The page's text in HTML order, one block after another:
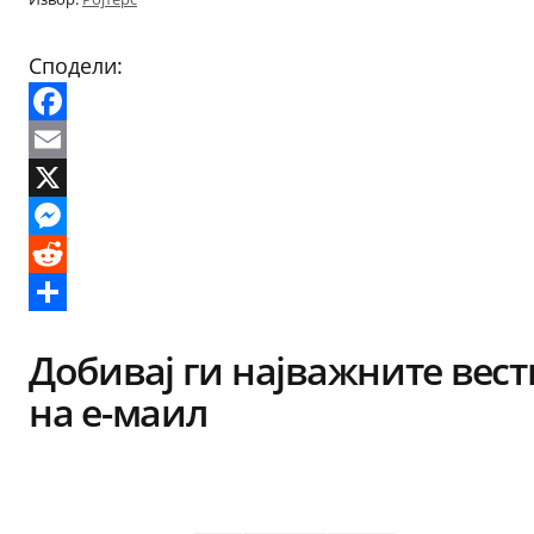
Сподели:
Facebook
Email
X
Messenger
Reddit
Добивај ги најважните
на е-маил